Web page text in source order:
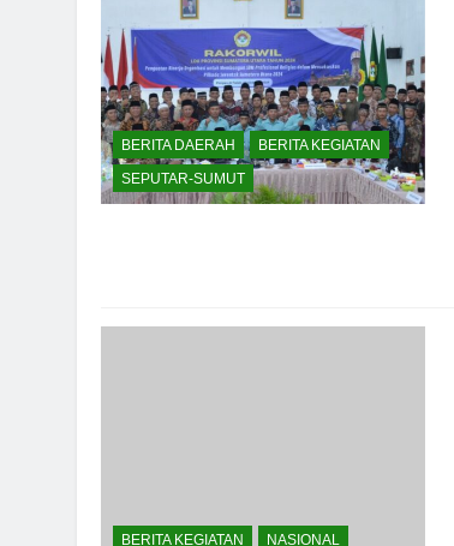
BERITA DAERAH
BERITA KEGIATAN
SEPUTAR-SUMUT
BERITA KEGIATAN NASIONAL